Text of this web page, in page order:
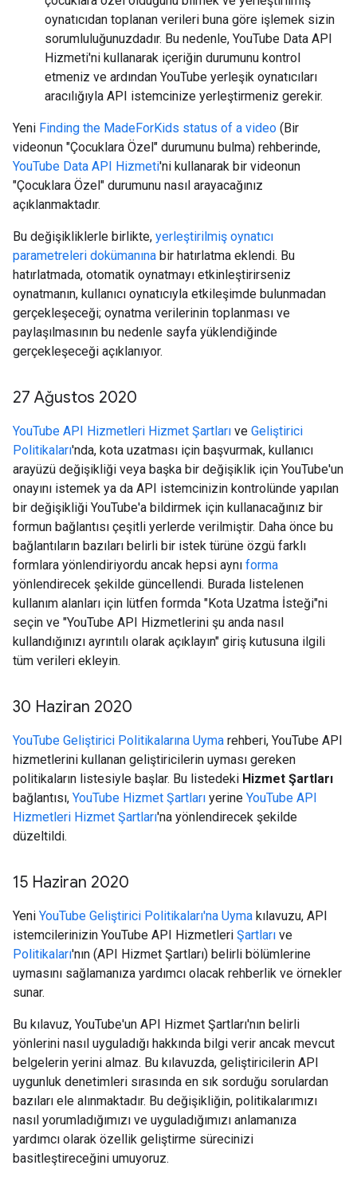
oynatıcıdan toplanan verileri buna göre işlemek sizin
sorumluluğunuzdadır. Bu nedenle, YouTube Data API
Hizmeti'ni kullanarak içeriğin durumunu kontrol
etmeniz ve ardından YouTube yerleşik oynatıcıları
aracılığıyla API istemcinize yerleştirmeniz gerekir.
Yeni Finding the MadeForKids status of a video (Bir
videonun "Çocuklara Özel" durumunu bulma) rehberinde,
YouTube Data API Hizmeti'ni kullanarak bir videonun
"Çocuklara Özel" durumunu nasıl arayacağınız
açıklanmaktadır.
Bu değişikliklerle birlikte, yerleştirilmiş oynatıcı
parametreleri dokümanına bir hatırlatma eklendi. Bu
hatırlatmada, otomatik oynatmayı etkinleştirirseniz
oynatmanın, kullanıcı oynatıcıyla etkileşimde bulunmadan
gerçekleşeceği; oynatma verilerinin toplanması ve
paylaşılmasının bu nedenle sayfa yüklendiğinde
gerçekleşeceği açıklanıyor.
27 Ağustos 2020
YouTube API Hizmetleri Hizmet Şartları ve Geliştirici
Politikaları'nda, kota uzatması için başvurmak, kullanıcı
arayüzü değişikliği veya başka bir değişiklik için YouTube'un
onayını istemek ya da API istemcinizin kontrolünde yapılan
bir değişikliği YouTube'a bildirmek için kullanacağınız bir
formun bağlantısı çeşitli yerlerde verilmiştir. Daha önce bu
bağlantıların bazıları belirli bir istek türüne özgü farklı
formlara yönlendiriyordu ancak hepsi aynı forma
yönlendirecek şekilde güncellendi. Burada listelenen
kullanım alanları için lütfen formda "Kota Uzatma İsteği"ni
seçin ve "YouTube API Hizmetlerini şu anda nasıl
kullandığınızı ayrıntılı olarak açıklayın" giriş kutusuna ilgili
tüm verileri ekleyin.
30 Haziran 2020
YouTube Geliştirici Politikalarına Uyma rehberi, YouTube API
hizmetlerini kullanan geliştiricilerin uyması gereken
politikaların listesiyle başlar. Bu listedeki Hizmet Şartları
bağlantısı, YouTube Hizmet Şartları yerine YouTube API
Hizmetleri Hizmet Şartları'na yönlendirecek şekilde
düzeltildi.
15 Haziran 2020
Yeni YouTube Geliştirici Politikaları'na Uyma kılavuzu, API
istemcilerinizin YouTube API Hizmetleri Şartları ve
Politikaları'nın (API Hizmet Şartları) belirli bölümlerine
uymasını sağlamanıza yardımcı olacak rehberlik ve örnekler
sunar.
Bu kılavuz, YouTube'un API Hizmet Şartları'nın belirli
yönlerini nasıl uyguladığı hakkında bilgi verir ancak mevcut
belgelerin yerini almaz. Bu kılavuzda, geliştiricilerin API
uygunluk denetimleri sırasında en sık sorduğu sorulardan
bazıları ele alınmaktadır. Bu değişikliğin, politikalarımızı
nasıl yorumladığımızı ve uyguladığımızı anlamanıza
yardımcı olarak özellik geliştirme sürecinizi
basitleştireceğini umuyoruz.